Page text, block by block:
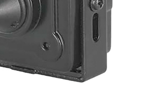
お問い合わせ
会社概要
MAP
メールでお問い合わせ